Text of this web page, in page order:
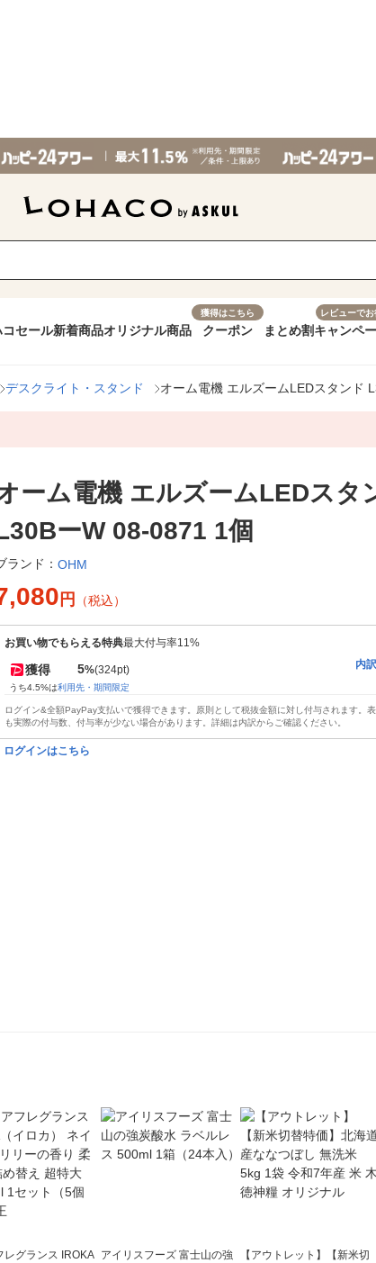
コセール新着商品オリジナル商品
獲得はこちら
クーポン まとめ割
レビューでお
キャンペ
デスクライト・スタンド オーム電機 エルズームLEDスタンド
ーム電機 エルズームLEDスタ
ーW 08-0871 1個
ランド： OHM
円 （税込）
お買い物でもらえる特典最大付与率11%
獲得 5%(324pt)
うち4.5%は利用先・期間限定
内
ログイン&全額PayPay支払いで獲得できます。原則として税抜金額に対し付与されます。
も実際の付与数、付与率が少ない場合があります。詳細は内訳からご確認ください。
ログインはこちら
レグランス IROKA アイリスフーズ 富士山の強
【アウトレット】【新米切